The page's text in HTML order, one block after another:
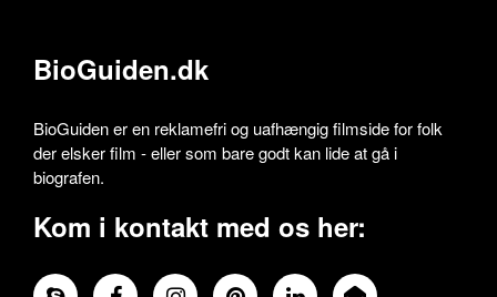
BioGuiden.dk
BioGuiden er en reklamefri og uafhængig filmside for folk
der elsker film - eller som bare godt kan lide at gå i
biografen.
Kom i kontakt med os her: